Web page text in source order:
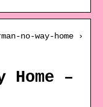
no-way-home ›
Home –